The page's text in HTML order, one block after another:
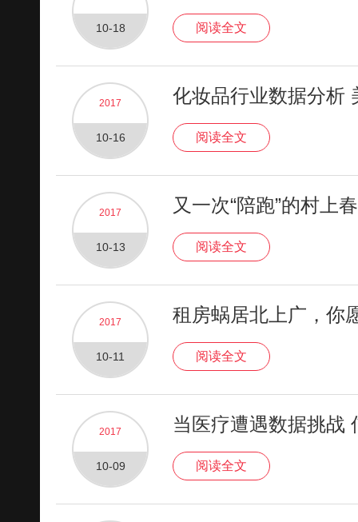
10-18 阅读全文
2017
10-16
化妆品行业数据分析
阅读全文
2017
10-13
又一次“陪跑”的村上
阅读全文
2017
10-11
租房蜗居北上广，你
阅读全文
2017
10-09
当医疗遭遇数据挑战
阅读全文